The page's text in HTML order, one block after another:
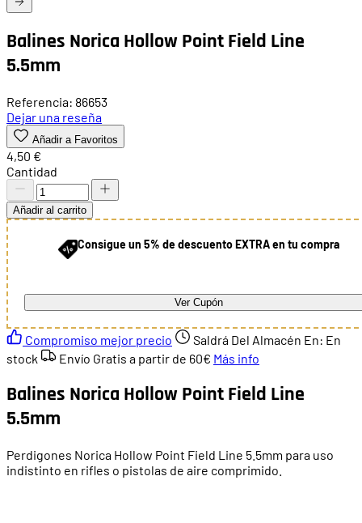
Balines Norica Hollow Point Field Line
5.5mm
Referencia: 86653
Dejar una reseña
Añadir a Favoritos
4,50 €
Cantidad
Añadir al carrito
Consigue un 5% de descuento EXTRA en tu compra
Ver Cupón
Compromiso mejor precio Saldrá Del Almacén En: En
stock
Envío Gratis a partir de 60€ Más info
Balines Norica Hollow Point Field Line
5.5mm
Perdigones Norica Hollow Point Field Line 5.5mm para uso
indistinto en rifles o pistolas de aire comprimido.